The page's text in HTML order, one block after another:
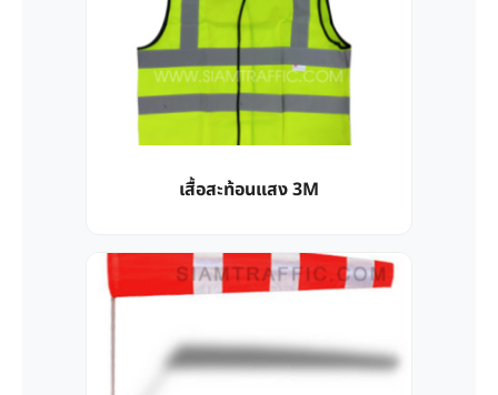
เสื้อสะท้อนแสง 3M